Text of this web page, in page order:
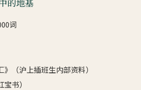
词
》（沪上插班生内部资料）
书）